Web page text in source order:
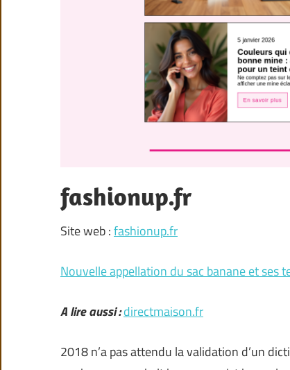
fashionup.fr
Site web :fashionup.fr
Nouvelle appellation du sac banane et ses
A lire aussi :directmaison.fr
2018 n’a pas attendu la validation d’un